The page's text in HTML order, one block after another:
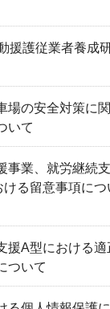
援護従業者養成
場の安全対策に
いて
事業、就労継続
る留意事項につ
援A型における適
ついて